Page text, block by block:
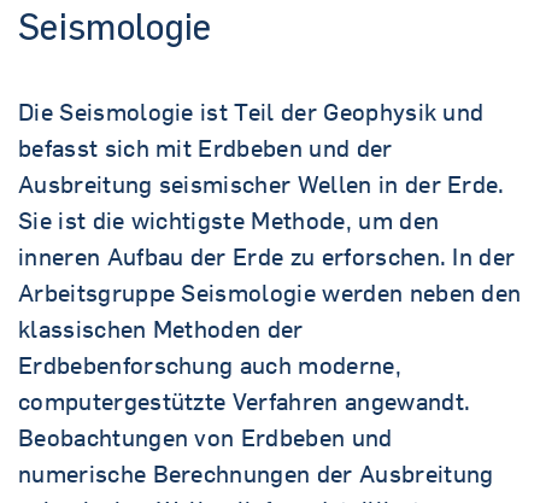
Seismologie
Die Seismologie ist Teil der Geophysik und
befasst sich mit Erdbeben und der
Ausbreitung seismischer Wellen in der Erde.
Sie ist die wichtigste Methode, um den
inneren Aufbau der Erde zu erforschen. In der
Arbeitsgruppe Seismologie werden neben den
klassischen Methoden der
Erdbebenforschung auch moderne,
computergestützte Verfahren angewandt.
Beobachtungen von Erdbeben und
numerische Berechnungen der Ausbreitung